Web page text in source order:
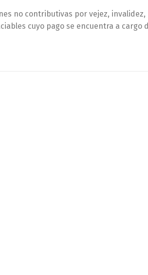
no contributivas por vejez,
cuyo pago se encuentra a cargo